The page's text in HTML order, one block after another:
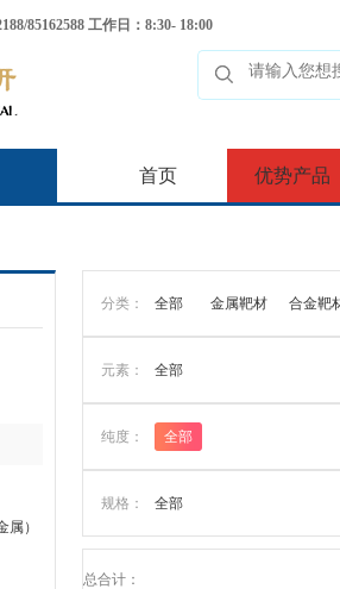
85162588 工作日：8:30- 18:00
首页 优势产品
）
分类： 全部 金属靶材 合金靶
元素： 全部
纯度： 全部
规格： 全部
总合计：